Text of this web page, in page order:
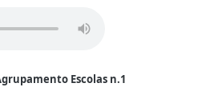
Escolas n.1